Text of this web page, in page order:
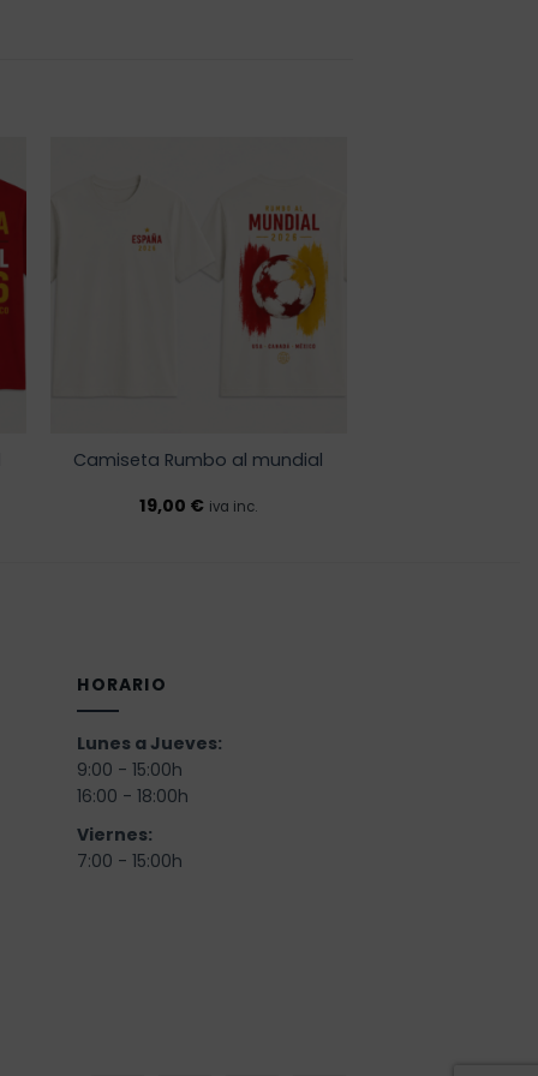
Añadir
a la
lista de
deseos
Camiseta Rumbo al mundial
19,00 € iva inc.
HORARIO
Lunes a Jueves:
9:00 - 15:00h
16:00 - 18:00h
Viernes:
7:00 - 15:00h